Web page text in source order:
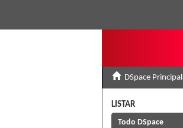
DSpace Principal
LISTAR
Todo DSpace